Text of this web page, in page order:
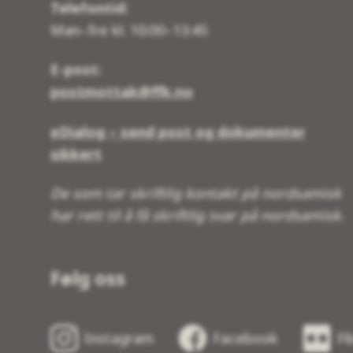
Telefontid:
Man–fre kl. 10:00–13:45
E-post:
postmottak@ffk.no
eDialog – send post og dokumenter
sikkert
De som tar skriftlig kontakt på nordsamisk
har rett til å få skriftlig svar på nordsamisk.
Følg oss
Instagram Facebook